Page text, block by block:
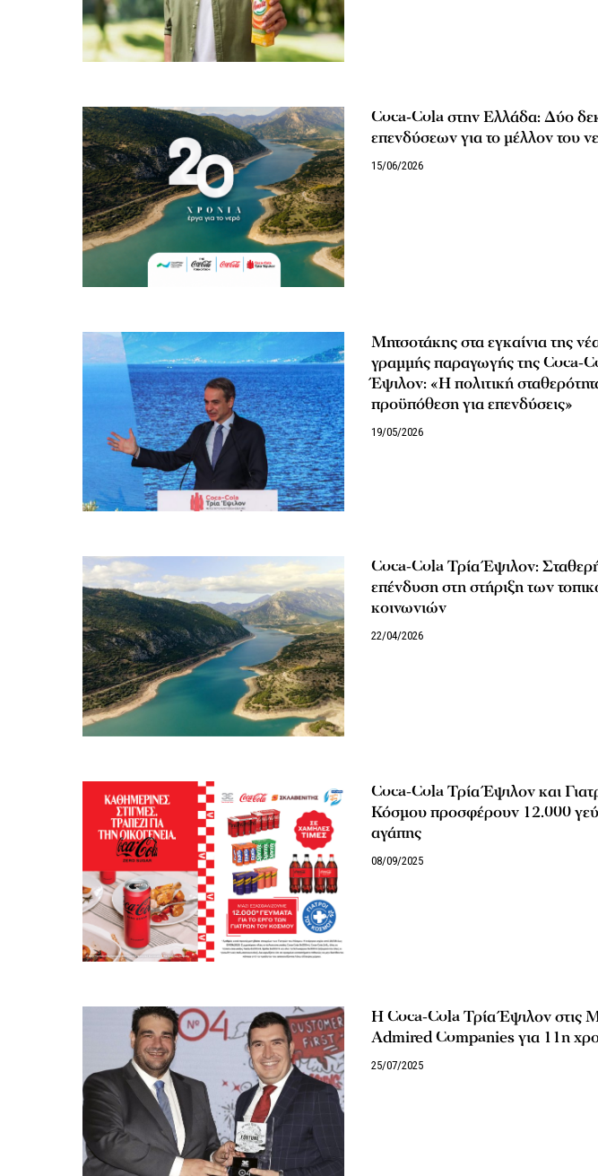
Coca‑Cola στην Ελλάδα: Δύο
επενδύσεων για το μέλλον του
15/06/2026
Μητσοτάκης στα εγκαίνια της
γραμμής παραγωγής της Coca-
Έψιλον: «Η πολιτική
προϋπόθεση για επενδύσεις»
19/05/2026
Coca-Cola Τρία Έψιλον:
επένδυση στη στήριξη των
κοινωνιών
22/04/2026
Coca-Cola Τρία Έψιλον και
Κόσμου προσφέρουν 12.000
αγάπης
08/09/2025
Η Coca-Cola Τρία Έψιλον στις
Admired Companies για 11η
25/07/2025